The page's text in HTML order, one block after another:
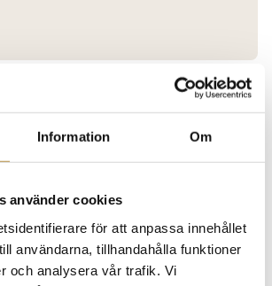
Information Om
använder cookies
för att anpassa innehållet
användarna, tillhandahålla funktioner
och analysera vår trafik. Vi
Avdelningschef
Business manager